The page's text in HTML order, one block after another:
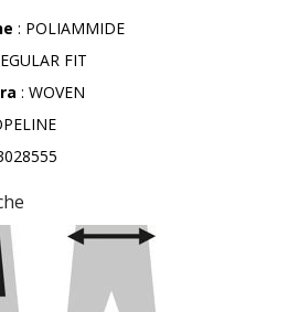
: POLIAMMIDE
FIT
: WOVEN